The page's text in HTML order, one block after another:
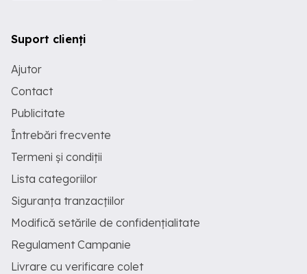
Suport clienți
Ajutor
Contact
Publicitate
Întrebări frecvente
Termeni și condiții
Lista categoriilor
Siguranța tranzacțiilor
Modifică setările de confidențialitate
Regulament Campanie
Livrare cu verificare colet